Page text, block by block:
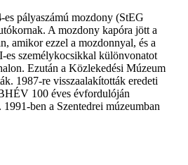
-es pályaszámú mozdony (StEG
A mozdony kapóra jött a
amikor ezzel a mozdonnyal, és a
es személykocsikkal különvonatot
Ezután a Közlekedési Múzeum
1987-re visszaalakították eredeti
100 éves évfordulóján
ben a Szentedrei múzeumban